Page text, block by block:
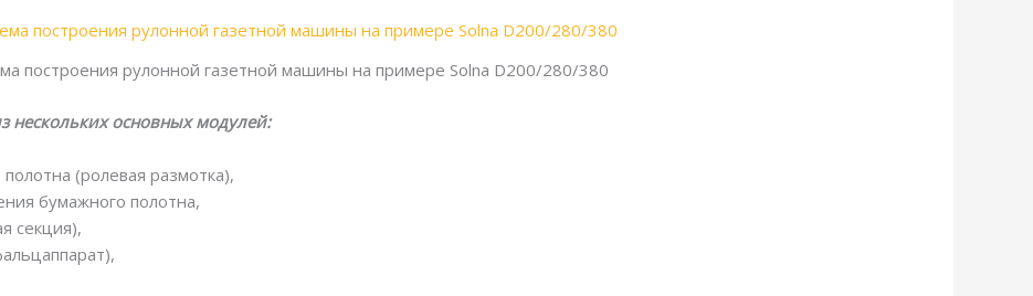
построения рулонной газетной машины на примере Solna D200/280/380
нескольких основных модулей:
(ролевая размотка),
бумажного полотна,
секция),